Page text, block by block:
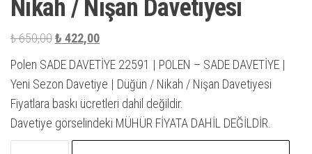
Nikah / Nişan Davetiyesi
₺650,00Orijinal
fiyat:
₺ 650,00.
₺ 422,00Şu
andaki
fiyat:
₺ 422,00.
Polen SADE DAVETİYE 22591 | POLEN – SADE DAVETİYE |
Yeni Sezon Davetiye | Düğün / Nikah / Nişan Davetiyesi
Fiyatlara baskı ücretleri dahil değildir.
Davetiye görselindeki MÜHÜR FİYATA DAHİL DEĞİLDİR.